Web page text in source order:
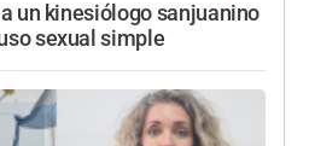
un kinesiólogo sanjuanino
sexual simple